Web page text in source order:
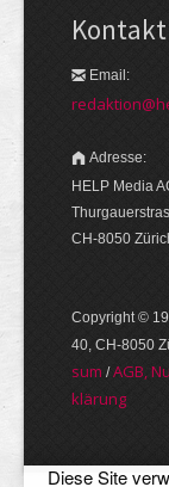
Kontakt
Email:
Adresse:
HELP Media
CH-8050
Copyright ©
40, CH-8050
sum /AGB,
klärung
Diese Site